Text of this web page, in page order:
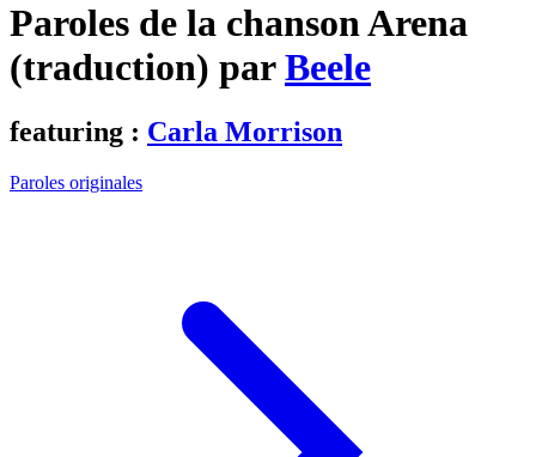
Paroles de la chanson Arena
(traduction) parBeele
featuring : Carla Morrison
Paroles originales